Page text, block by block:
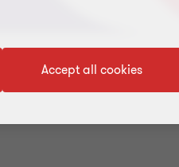
Accept all cookies